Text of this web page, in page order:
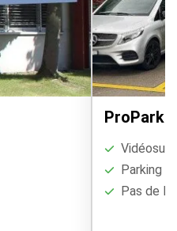
Parking
Pas de